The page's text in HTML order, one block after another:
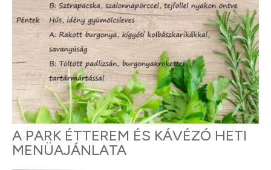
A PARK ÉTTEREM ÉS KÁVÉZÓ HETI
MENÜAJÁNLATA